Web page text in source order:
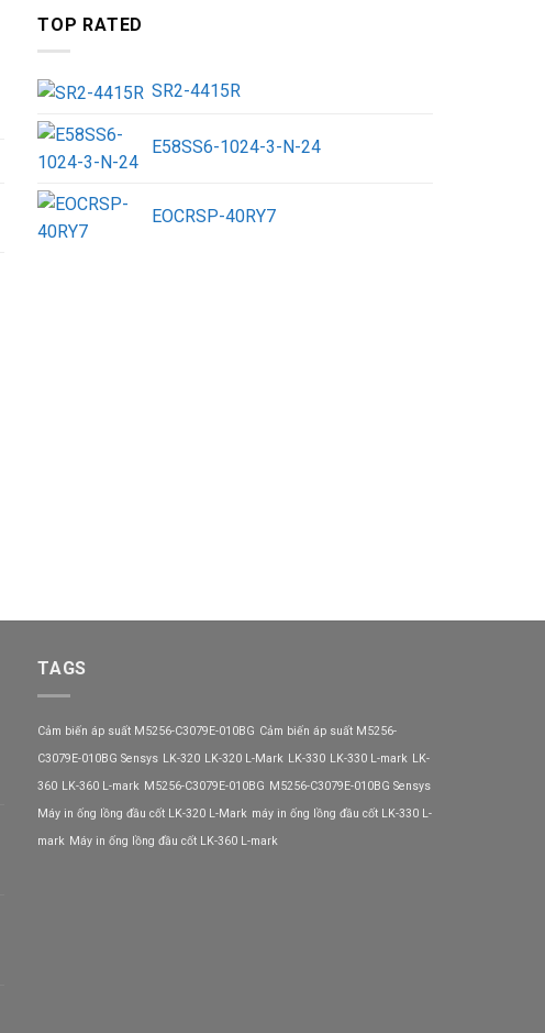
TOP RATED
SR2-4415R
E58SS6-1024-3-N-24
EOCRSP-40RY7
TAGS
Cảm biến áp suất M5256-C3079E-010BG Cảm biến áp suất M5256-
C3079E-010BG Sensys LK-320 LK-320 L-Mark LK-330 LK-330 L-mark LK-
360 LK-360 L-mark M5256-C3079E-010BG M5256-C3079E-010BG Sensys
Máy in ống lồng đầu cốt LK-320 L-Mark máy in ống lồng đầu cốt LK-330 L-
mark Máy in ống lồng đầu cốt LK-360 L-mark